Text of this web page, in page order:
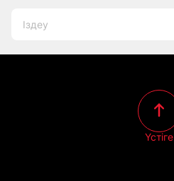
Үстіге